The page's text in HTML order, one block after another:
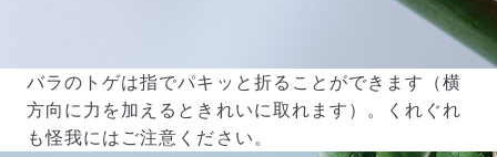
バラのトゲは指でパキッと折ることができます（横
方向に力を加えるときれいに取れます）。くれぐれ
も怪我にはご注意ください。